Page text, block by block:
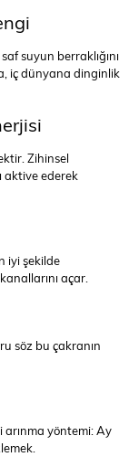
suyun berraklığını
iç dünyana dinginlik
Zihinsel
aktive ederek
iyi şekilde
açar.
söz bu çakranın
arınma yöntemi: Ay